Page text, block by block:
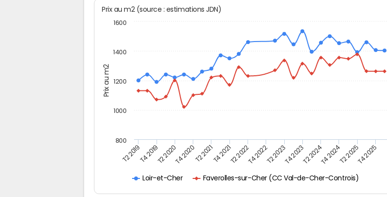
Prix au m2
Prix au m2 (source : estimations JDN)
Loir-et-Cher Faverolles-sur-Cher (CC Val-de-Cher-Controis)
T2 2019T4 2019T2 2020T4 2020T2 2021T4 2021T2 2022T4 2022T2 2023T4 2023T2 2024T4 2024T2 2025T4 2025
1000
1200
1400
1600
800